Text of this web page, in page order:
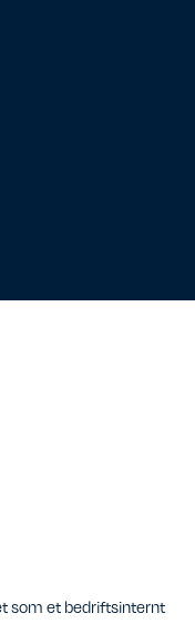
som et bedriftsinternt